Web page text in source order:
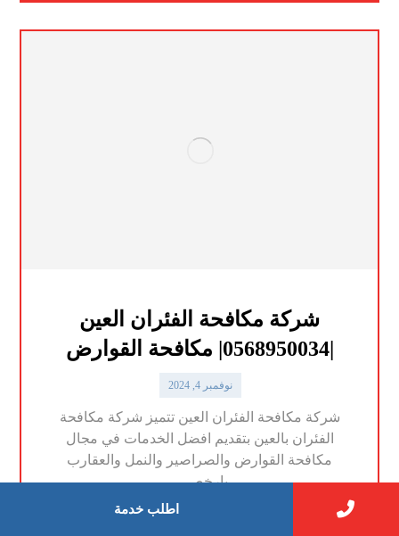
شركة مكافحة الفئران العين
|0568950034| مكافحة القوارض
نوفمبر 4, 2024
شركة مكافحة الفئران العين تتميز شركة مكافحة
الفئران بالعين بتقديم افضل الخدمات في مجال
مكافحة القوارض والصراصير والنمل والعقارب
بارخص ...
اطلب خدمة